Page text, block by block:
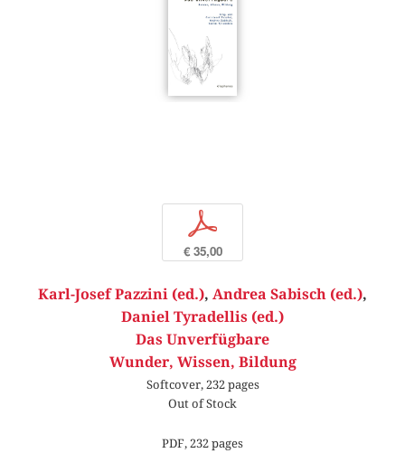
p
€ 35,00
Karl-Josef Pazzini (ed.), Andrea Sabisch (ed.),
Daniel Tyradellis (ed.)
Das Unverfügbare
Wunder, Wissen, Bildung
Softcover, 232 pages
Out of Stock
PDF, 232 pages